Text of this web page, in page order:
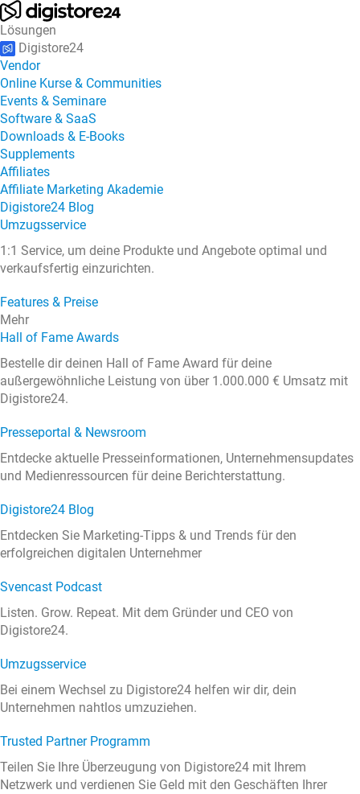
Lösungen
Digistore24
Vendor
Online Kurse & Communities
Events & Seminare
Software & SaaS
Downloads & E-Books
Supplements
Affiliates
Affiliate Marketing Akademie
Digistore24 Blog
Umzugsservice
1:1 Service, um deine Produkte und Angebote optimal und
verkaufsfertig einzurichten.
Features & Preise
Mehr
Hall of Fame Awards
Bestelle dir deinen Hall of Fame Award für deine
außergewöhnliche Leistung von über 1.000.000 € Umsatz mit
Digistore24.
Presseportal & Newsroom
Entdecke aktuelle Presseinformationen, Unternehmensupdates
und Medienressourcen für deine Berichterstattung.
Digistore24 Blog
Entdecken Sie Marketing-Tipps & und Trends für den
erfolgreichen digitalen Unternehmer
Svencast Podcast
Listen. Grow. Repeat. Mit dem Gründer und CEO von
Digistore24.
Umzugsservice
Bei einem Wechsel zu Digistore24 helfen wir dir, dein
Unternehmen nahtlos umzuziehen.
Trusted Partner Programm
Teilen Sie Ihre Überzeugung von Digistore24 mit Ihrem
Netzwerk und verdienen Sie Geld mit den Geschäften Ihrer